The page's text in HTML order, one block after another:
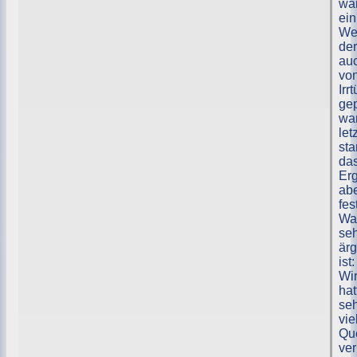
ein
der
ist:
Wir